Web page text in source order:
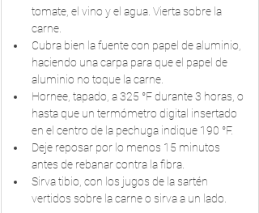
tomate, el vino y el agua. Vierta sobre la
carne.
Cubra bien la fuente con papel de aluminio,
haciendo una carpa para que el papel de
aluminio no toque la carne.
Hornee, tapado, a 325 °F durante 3 horas, o
hasta que un termómetro digital insertado
en el centro de la pechuga indique 190 °F.
Deje reposar por lo menos 15 minutos
antes de rebanar contra la fibra.
Sirva tibio, con los jugos de la sartén
vertidos sobre la carne o sirva a un lado.